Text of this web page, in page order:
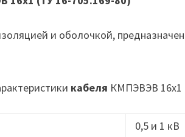
и оболочкой,
кабеля КМПЭВЭВ 16х1
0,5 и 1 кВ